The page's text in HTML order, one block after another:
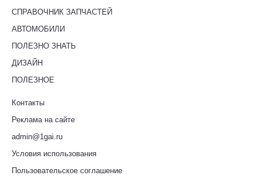
СПРАВОЧНИК ЗАПЧАСТЕЙ
АВТОМОБИЛИ
ПОЛЕЗНО ЗНАТЬ
ДИЗАЙН
ПОЛЕЗНОЕ
Контакты
Реклама на сайте
admin@1gai.ru
Условия использования
Пользовательское соглашение